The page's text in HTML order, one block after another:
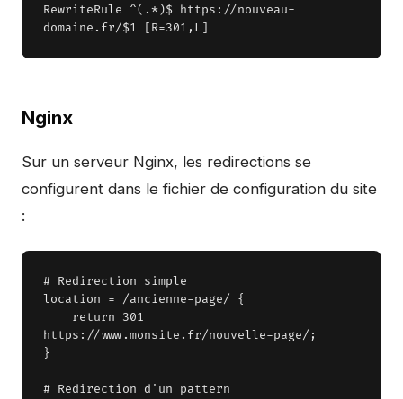
RewriteRule ^(.*)$ https://nouveau-
domaine.fr/$1 [R=301,L]
Nginx
Sur un serveur Nginx, les redirections se
configurent dans le fichier de configuration du site
:
# Redirection simple
location = /ancienne-page/ {
https://www.monsite.fr/nouvelle-page/;
}
# Redirection d'un pattern